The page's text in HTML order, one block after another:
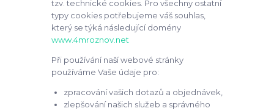
tzv. technické cookies. Pro všechny ostatní
typy cookies potřebujeme váš souhlas,
který se týká následující domény
www.4mroznov.net
Při používání naší webové stránky
používáme Vaše údaje pro:
zpracování vašich dotazů a objednávek,
zlepšování našich služeb a správného